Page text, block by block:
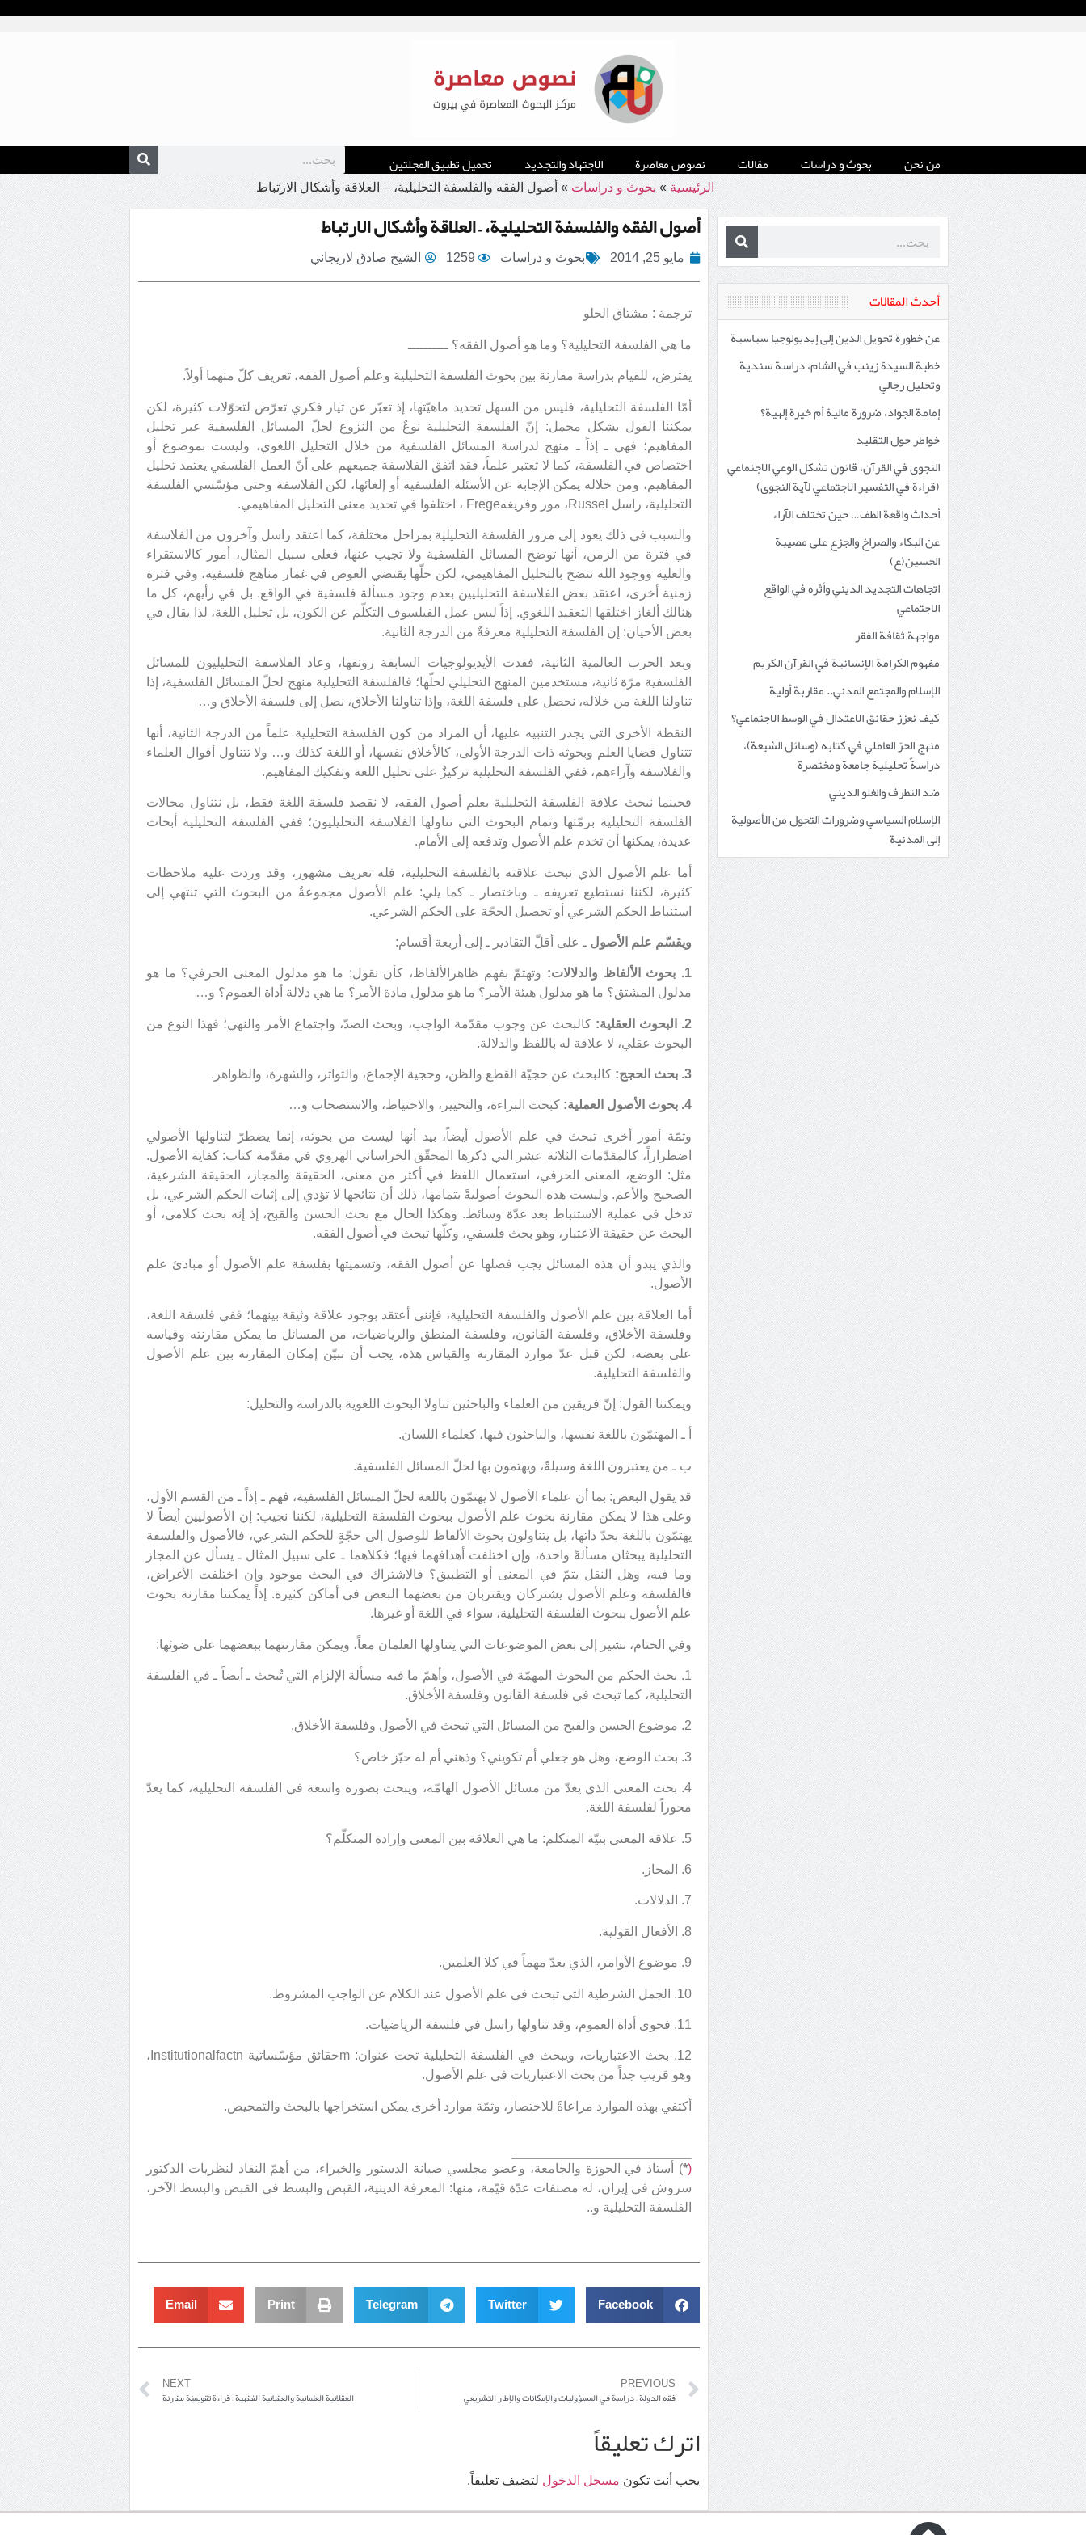
من نحن بحوث و دراسات مقالات نصوص معاصرة الاجتهاد والتجديد تحميل تطبيق المجلتين
الرئيسية » بحوث و دراسات » أصول الفقه والفلسفة التحليلية، – العلاقة وأشكال الارتباط
أحدث المقالات
عن خطورة تحويل الدين إلى إيديولوجيا سياسية
خطبة السيدة زينب في الشام، دراسة سندية
وتحليل رجالي
إمامة الجواد، ضرورة مالية أم خيرة إلهية؟
خواطر حول التقليد
النجوى في القرآن، قانون تشكل الوعي الاجتماعي
(قراءة في التفسير الاجتماعي لآية النجوى)
أحداث واقعة الطف… حين تختلف الآراء
عن البكاء والصراخ والجزع على مصيبة
الحسين(ع)
اتجاهات التجديد الديني وأثره في الواقع
الاجتماعي
مواجهة ثقافة الفقر
مفهوم الكرامة الإنسانية في القرآن الكريم
الإسلام والمجتمع المدني.. مقاربة أولية
كيف نعزز حقائق الاعتدال في الوسط الاجتماعي؟
منهج الحرّ العاملي في كتابه (وسائل الشيعة)،
دراسةٌ تحليلية جامعة ومختصرة
ضد التطرف والغلو الديني
الإسلام السياسي وضرورات التحول من الأصولية
إلى المدنية
أصول الفقه والفلسفة التحليلية، – العلاقة وأشكال الارتباط
مايو 25, 2014 بحوث و دراسات 1259 الشيخ صادق لاريجاني
ترجمة : مشتاق الحلو
ما هي الفلسفة التحليلية؟ وما هو أصول الفقه؟ ــــــــــ
يفترض، للقيام بدراسة مقارنة بين بحوث الفلسفة التحليلية وعلم أصول الفقه، تعريف كلّ منهما أولاً.
أمّا الفلسفة التحليلية، فليس من السهل تحديد ماهيّتها، إذ تعبّر عن تيار فكري تعرّض لتحوّلات كثيرة، لكن
يمكننا القول بشكل مجمل: إنّ الفلسفة التحليلية نوعٌ من النزوع لحلّ المسائل الفلسفية عبر تحليل
المفاهيم؛ فهي ـ إذاً ـ منهج لدراسة المسائل الفلسفية من خلال التحليل اللغوي، وليست بموضوع أو
اختصاص في الفلسفة، كما لا تعتبر علماً، فقد اتفق الفلاسفة جميعهم على أنّ العمل الفلسفي يعتمد تحليل
المفاهيم، ومن خلاله يمكن الإجابة عن الأسئلة الفلسفية أو إلغائها، لكن الفلاسفة وحتى مؤسّسي الفلسفة
التحليلية، راسل Russel، مور وفريغهFrege ، اختلفوا في تحديد معنى التحليل المفاهيمي.
والسبب في ذلك يعود إلى مرور الفلسفة التحليلية بمراحل مختلفة، كما اعتقد راسل وآخرون من الفلاسفة
في فترة من الزمن، أنها توضح المسائل الفلسفية ولا تجيب عنها، فعلى سبيل المثال، أمور كالاستقراء
والعلية ووجود الله تتضح بالتحليل المفاهيمي، لكن حلّها يقتضي الغوص في غمار مناهج فلسفية، وفي فترة
زمنية أخرى، اعتقد بعض الفلاسفة التحليليين بعدم وجود مسألة فلسفية في الواقع. بل في رأيهم، كل ما
هنالك ألغاز اختلقها التعقيد اللغوي. إذاً ليس عمل الفيلسوف التكلّم عن الكون، بل تحليل اللغة، لذا يقال في
بعض الأحيان: إن الفلسفة التحليلية معرفةٌ من الدرجة الثانية.
وبعد الحرب العالمية الثانية، فقدت الأيديولوجيات السابقة رونقها، وعاد الفلاسفة التحليليون للمسائل
الفلسفية مرّة ثانية، مستخدمين المنهج التحليلي لحلّها؛ فالفلسفة التحليلية منهج لحلّ المسائل الفلسفية، إذا
تناولنا اللغة من خلاله، نحصل على فلسفة اللغة، وإذا تناولنا الأخلاق، نصل إلى فلسفة الأخلاق و…
النقطة الأخرى التي يجدر التنبيه عليها، أن المراد من كون الفلسفة التحليلية علماً من الدرجة الثانية، أنها
تتناول قضايا العلم وبحوثه ذات الدرجة الأولى، كالأخلاق نفسها، أو اللغة كذلك و… ولا تتناول أقوال العلماء
والفلاسفة وآراءهم، ففي الفلسفة التحليلية تركيزٌ على تحليل اللغة وتفكيك المفاهيم.
فحينما نبحث علاقة الفلسفة التحليلية بعلم أصول الفقه، لا نقصد فلسفة اللغة فقط، بل نتناول مجالات
الفلسفة التحليلية برمّتها وتمام البحوث التي تناولها الفلاسفة التحليليون؛ ففي الفلسفة التحليلية أبحاث
عديدة، يمكنها أن تخدم علم الأصول وتدفعه إلى الأمام.
أما علم الأصول الذي نبحث علاقته بالفلسفة التحليلية، فله تعريف مشهور، وقد وردت عليه ملاحظات
كثيرة، لكننا نستطيع تعريفه ـ وباختصار ـ كما يلي: علم الأصول مجموعةٌ من البحوث التي تنتهي إلى
استنباط الحكم الشرعي أو تحصيل الحجّة على الحكم الشرعي.
ويقسّم علم الأصول ـ على أقلّ التقادير ـ إلى أربعة أقسام:
1. بحوث الألفاظ والدلالات:
وتهتمّ بفهم ظاهرالألفاظ، كأن نقول: ما هو مدلول المعنى الحرفي؟ ما هو
مدلول المشتق؟ ما هو مدلول هيئة الأمر؟ ما هو مدلول مادة الأمر؟ ما هي دلالة أداة العموم؟ و…
2. البحوث العقلية:
كالبحث عن وجوب مقدّمة الواجب، وبحث الضدّ، واجتماع الأمر والنهي؛ فهذا النوع من
البحوث عقلي، لا علاقة له باللفظ والدلالة.
3. بحث الحجج: كالبحث عن حجيّة القطع والظن، وحجية الإجماع، والتواتر، والشهرة، والظواهر.
4. بحوث الأصول العملية: كبحث البراءة، والتخيير، والاحتياط، والاستصحاب و…
وثمّة أمور أخرى تبحث في علم الأصول أيضاً، بيد أنها ليست من بحوثه، إنما يضطرّ لتناولها الأصولي
اضطراراً، كالمقدّمات الثلاثة عشر التي ذكرها المحقّق الخراساني الهروي في مقدّمة كتاب: كفاية الأصول.
مثل: الوضع، المعنى الحرفي، استعمال اللفظ في أكثر من معنى، الحقيقة والمجاز، الحقيقة الشرعية،
الصحيح والأعم. وليست هذه البحوث أصوليةً بتمامها، ذلك أن نتائجها لا تؤدي إلى إثبات الحكم الشرعي، بل
تدخل في عملية الاستنباط بعد عدّة وسائط. وهكذا الحال مع بحث الحسن والقبح، إذ إنه بحث كلامي، أو
البحث عن حقيقة الاعتبار، وهو بحث فلسفي، وكلّها تبحث في أصول الفقه.
والذي يبدو أن هذه المسائل يجب فصلها عن أصول الفقه، وتسميتها بفلسفة علم الأصول أو مبادئ علم
الأصول.
أما العلاقة بين علم الأصول والفلسفة التحليلية، فإنني أعتقد بوجود علاقة وثيقة بينهما؛ ففي فلسفة اللغة،
وفلسفة الأخلاق، وفلسفة القانون، وفلسفة المنطق والرياضيات، من المسائل ما يمكن مقارنته وقياسه
على بعضه، لكن قبل عدّ موارد المقارنة والقياس هذه، يجب أن نبيّن إمكان المقارنة بين علم الأصول
والفلسفة التحليلية.
ويمكننا القول: إنّ فريقين من العلماء والباحثين تناولا البحوث اللغوية بالدراسة والتحليل:
أ ـ المهتمّون باللغة نفسها، والباحثون فيها، كعلماء اللسان.
ب ـ من يعتبرون اللغة وسيلةً، ويهتمون بها لحلّ المسائل الفلسفية.
قد يقول البعض: بما أن علماء الأصول لا يهتمّون باللغة لحلّ المسائل الفلسفية، فهم ـ إذاً ـ من القسم الأول،
وعلى هذا لا يمكن مقارنة بحوث علم الأصول ببحوث الفلسفة التحليلية، لكننا نجيب: إن الأصوليين أيضاً لا
يهتمّون باللغة بحدّ ذاتها، بل يتناولون بحوث الألفاظ للوصول إلى حجّةٍ للحكم الشرعي، فالأصول والفلسفة
التحليلية يبحثان مسألةً واحدة، وإن اختلفت أهدافهما فيها؛ فكلاهما ـ على سبيل المثال ـ يسأل عن المجاز
وما فيه، وهل النقل يتمّ في المعنى أو التطبيق؟ فالاشتراك في البحث موجود وإن اختلفت الأغراض،
فالفلسفة وعلم الأصول يشتركان ويقتربان من بعضهما البعض في أماكن كثيرة. إذاً يمكننا مقارنة بحوث
علم الأصول ببحوث الفلسفة التحليلية، سواء في اللغة أو غيرها.
وفي الختام، نشير إلى بعض الموضوعات التي يتناولها العلمان معاً، ويمكن مقارنتهما ببعضهما على ضوئها:
1. بحث الحكم من البحوث المهمّة في الأصول، وأهمّ ما فيه مسألة الإلزام التي تُبحث ـ أيضاً ـ في الفلسفة
التحليلية، كما تبحث في فلسفة القانون وفلسفة الأخلاق.
2. موضوع الحسن والقبح من المسائل التي تبحث في الأصول وفلسفة الأخلاق.
3. بحث الوضع، وهل هو جعلي أم تكويني؟ وذهني أم له حيّز خاص؟
4. بحث المعنى الذي يعدّ من مسائل الأصول الهامّة، ويبحث بصورة واسعة في الفلسفة التحليلية، كما يعدّ
محوراً لفلسفة اللغة.
5. علاقة المعنى بنيّة المتكلم: ما هي العلاقة بين المعنى وإرادة المتكلّم؟
6. المجاز.
7. الدلالات.
8. الأفعال القولية.
9. موضوع الأوامر، الذي يعدّ مهماً في كلا العلمين.
10. الجمل الشرطية التي تبحث في علم الأصول عند الكلام عن الواجب المشروط.
11. فحوى أداة العموم، وقد تناولها راسل في فلسفة الرياضيات.
12. بحث الاعتباريات، ويبحث في الفلسفة التحليلية تحت عنوان: mحقائق مؤسّساتية Institutionalfactn،
وهو قريب جداً من بحث الاعتباريات في علم الأصول.
أكتفي بهذه الموارد مراعاةً للاختصار، وثمّة موارد أخرى يمكن استخراجها بالبحث والتمحيص.
(
*) أستاذ في الحوزة والجامعة، وعضو مجلسي صيانة الدستور والخبراء، من أهمّ النقاد لنظريات الدكتور
سروش في إيران، له مصنفات عدّة قيّمة، منها: المعرفة الدينية، القبض والبسط في القبض والبسط الآخر،
الفلسفة التحليلية و..
Facebook
Twitter
Telegram
Print
Email
PREVIOUS
فقه الدولة – دراسة في المسؤوليات والإمكانات والإطار التشريعي
NEXT
العقلانية العلمانية والعقلانية الفقهية – قراءة تقويميّة مقارنة
اترك تعليقاً
يجب أنت تكون مسجل الدخول لتضيف تعليقاً.